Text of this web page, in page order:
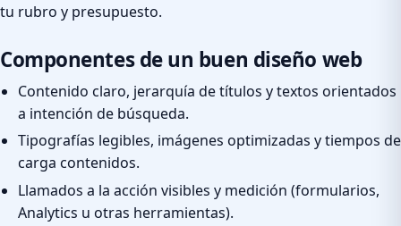
tu rubro y presupuesto.
Componentes de un buen diseño web
Contenido claro, jerarquía de títulos y textos orientados
a intención de búsqueda.
Tipografías legibles, imágenes optimizadas y tiempos de
carga contenidos.
Llamados a la acción visibles y medición (formularios,
Analytics u otras herramientas).